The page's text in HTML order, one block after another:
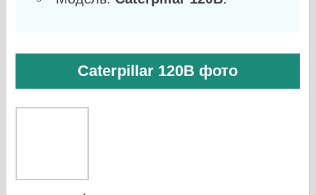
Caterpillar 120B фото